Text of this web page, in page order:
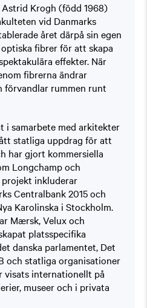
Krogh (född 1968)
vid Danmarks
året därpå sin egen
fibrer för att skapa
effekter. När
fibrerna ändrar
förvandlar rummen runt
i samarbete med arkitekter
statliga uppdrag för att
har gjort kommersiella
Longchamp och
projekt inkluderar
Centralbank 2015 och
Karolinska i Stockholm.
Mærsk, Velux och
platsspecifika
danska parlamentet, Det
och statliga organisationer
visats internationellt på
museer och i privata